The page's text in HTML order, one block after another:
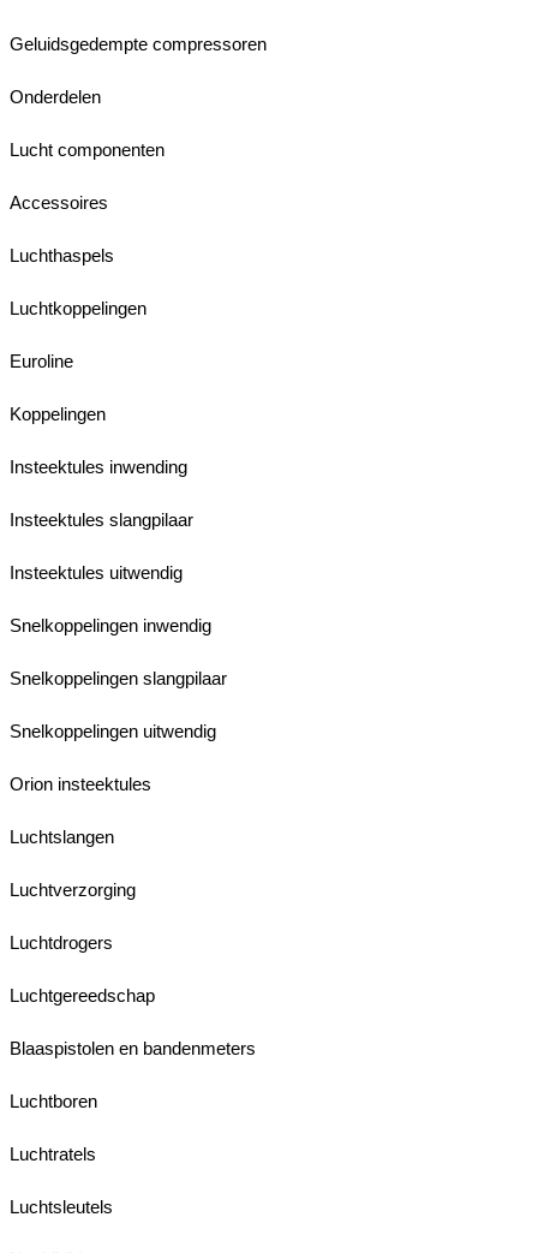
Geluidsgedempte compressoren
Onderdelen
Lucht componenten
Accessoires
Luchthaspels
Luchtkoppelingen
Euroline
Koppelingen
Insteektules inwending
Insteektules slangpilaar
Insteektules uitwendig
Snelkoppelingen inwendig
Snelkoppelingen slangpilaar
Snelkoppelingen uitwendig
Orion insteektules
Luchtslangen
Luchtverzorging
Luchtdrogers
Luchtgereedschap
Blaaspistolen en bandenmeters
Luchtboren
Luchtratels
Luchtsleutels